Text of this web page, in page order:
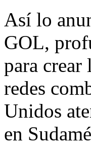
Así lo
GOL,
para crear
redes
Unidos
en